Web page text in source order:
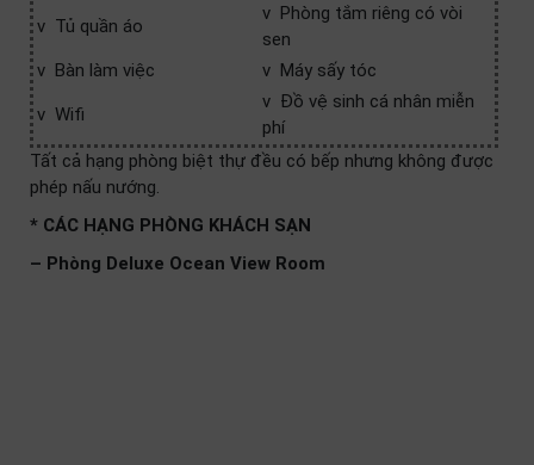
v Tủ quần áo
v Phòng tắm riêng có vòi
sen
v Bàn làm việc
v Máy sấy tóc
v Wifi
v Đồ vệ sinh cá nhân miễn
phí
Tất cả hạng phòng biệt thự đều có bếp nhưng không được
phép nấu nướng.
* CÁC HẠNG PHÒNG KHÁCH SẠN
– Phòng Deluxe Ocean View Room